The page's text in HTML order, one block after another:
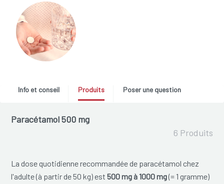
Info et conseil Produits Poser une question
Paracétamol 500 mg
6 Produits
La dose quotidienne recommandée de paracétamol chez
l'adulte (à partir de 50 kg) est500 mg à 1000 mg(= 1 gramme)